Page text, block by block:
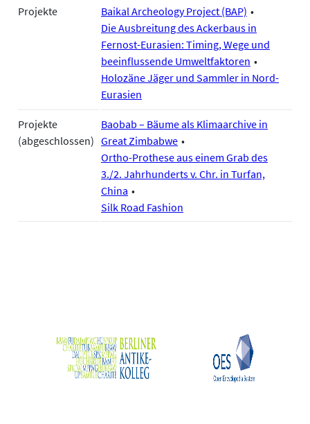
Projekte
Baikal Archeology Project (BAP)
Die Ausbreitung des Ackerbaus in
Fernost-Eurasien: Timing, Wege und
beeinflussende Umweltfaktoren
Holozäne Jäger und Sammler in Nord-
Eurasien
Projekte
(abgeschlossen)
Baobab – Bäume als Klimaarchive in
Great Zimbabwe
Ortho-Prothese aus einem Grab des
3./2. Jahrhunderts v. Chr. in Turfan,
China
Silk Road Fashion